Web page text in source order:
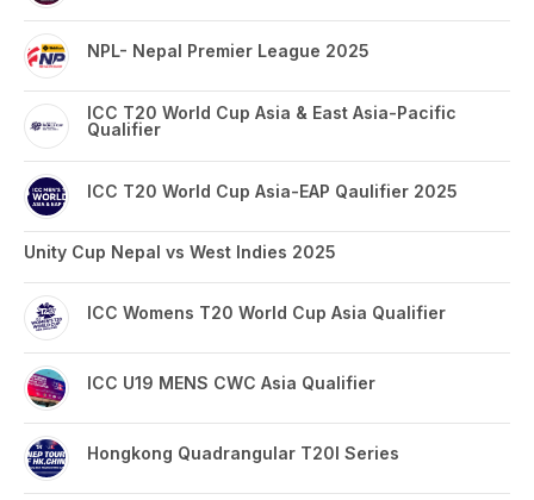
NPL- Nepal Premier League 2025
ICC T20 World Cup Asia & East Asia-Pacific
Qualifier
ICC T20 World Cup Asia-EAP Qaulifier 2025
Unity Cup Nepal vs West Indies 2025
ICC Womens T20 World Cup Asia Qualifier
ICC U19 MENS CWC Asia Qualifier
Hongkong Quadrangular T20I Series